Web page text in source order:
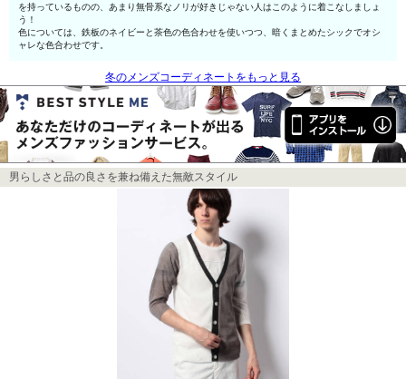
を持っているものの、あまり無骨系なノリが好きじゃない人はこのように着こなしましょ
う！
色については、鉄板のネイビーと茶色の色合わせを使いつつ、暗くまとめたシックでオシ
ャレな色合わせです。
冬のメンズコーディネートをもっと見る
男らしさと品の良さを兼ね備えた無敵スタイル